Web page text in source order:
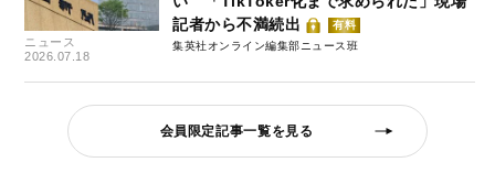
ニュース
2026.07.18
記者から不満続出
有料
集英社オンライン編集部ニュース班
会員限定記事一覧を見る